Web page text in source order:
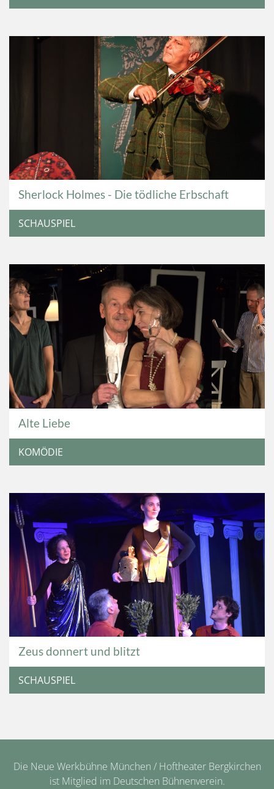
Sherlock Holmes - Die tödliche Erbschaft
SCHAUSPIEL
Alte Liebe
KOMÖDIE
Zeus donnert und blitzt
SCHAUSPIEL
Die Neue Werkbühne München / Hoftheater Bergkirchen
ist Mitglied im Deutschen Bühnenverein.